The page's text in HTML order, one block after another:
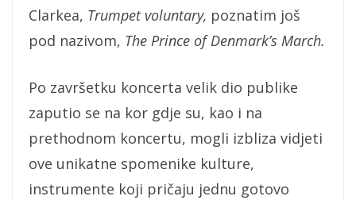
Clarkea, Trumpet voluntary, poznatim još
pod nazivom, The Prince of Denmark’s March.
Po završetku koncerta velik dio publike
zaputio se na kor gdje su, kao i na
prethodnom koncertu, mogli izbliza vidjeti
ove unikatne spomenike kulture,
instrumente koji pričaju jednu gotovo